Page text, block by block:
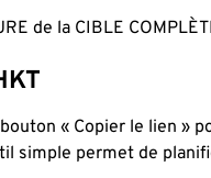
de la CIBLE
« Copier le lien »
simple permet de